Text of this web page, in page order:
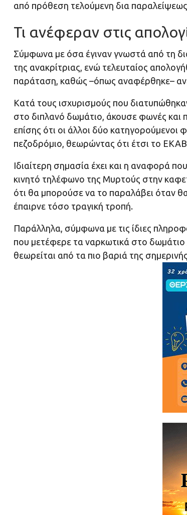
από πρόθεση τελούμενη δια
Τι ανέφεραν στις
Σύμφωνα με όσα έγιναν γνωστά από τη
της ανακρίτριας, ενώ τελευταίος
παράταση, καθώς –όπως αναφέρθηκε–
Κατά τους ισχυρισμούς που
στο διπλανό δωμάτιο, άκουσε φωνές και
επίσης ότι οι άλλοι δύο
πεζοδρόμιο, θεωρώντας ότι έτσι το
Ιδιαίτερη σημασία έχει και η αναφορά
κινητό τηλέφωνο της Μυρτούς στην
ότι θα μπορούσε να το παραλάβει όταν
έπαιρνε τόσο τραγική τροπή.
Παράλληλα, σύμφωνα με τις ίδιες
που μετέφερε τα ναρκωτικά στο δωμάτιο
θεωρείται από τα πιο βαριά της